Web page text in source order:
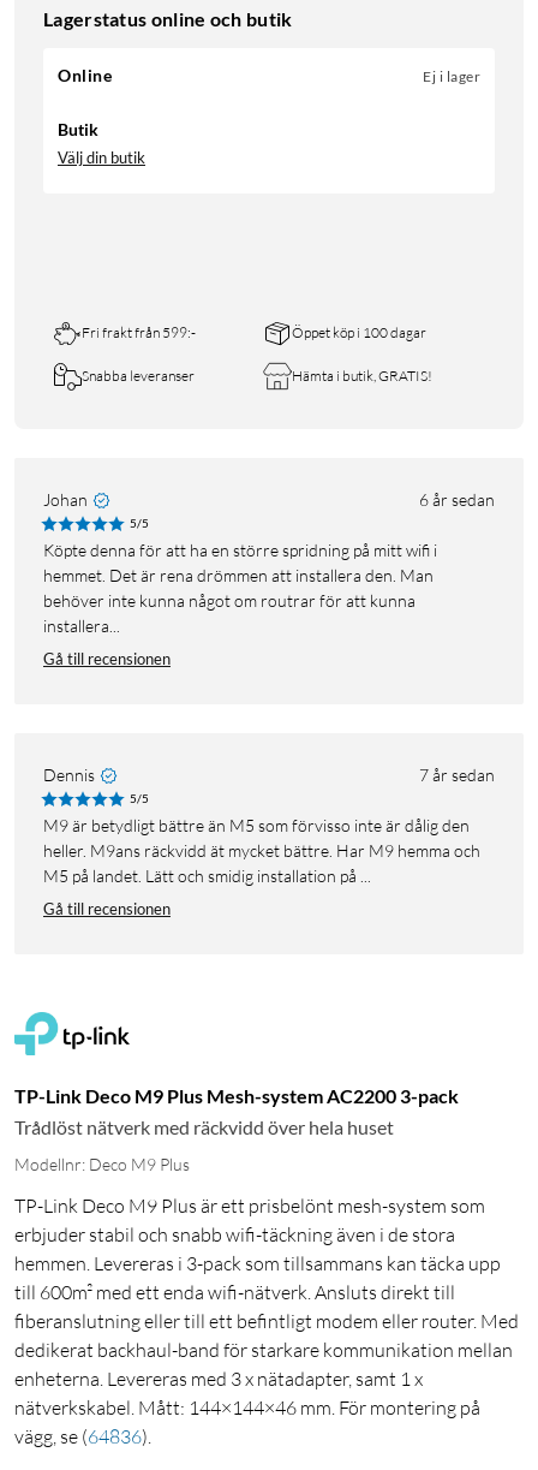
Lagerstatus online och butik
Online Ej i lager
Butik
Välj din butik
Fri frakt från 599:- Öppet köp i 100 dagar
Snabba leveranser Hämta i butik, GRATIS!
Johan 6 år sedan
5/5
Köpte denna för att ha en större spridning på mitt wifi i
hemmet. Det är rena drömmen att installera den. Man
behöver inte kunna något om routrar för att kunna
installera...
Gå till recensionen
Dennis 7 år sedan
5/5
M9 är betydligt bättre än M5 som förvisso inte är dålig den
heller. M9ans räckvidd ät mycket bättre. Har M9 hemma och
M5 på landet. Lätt och smidig installation på ...
Gå till recensionen
TP-Link Deco M9 Plus Mesh-system AC2200 3-pack
Trådlöst nätverk med räckvidd över hela huset
Modellnr: Deco M9 Plus
TP-Link Deco M9 Plus är ett prisbelönt mesh-system som
erbjuder stabil och snabb wifi-täckning även i de stora
hemmen. Levereras i 3-pack som tillsammans kan täcka upp
till 600m² med ett enda wifi-nätverk. Ansluts direkt till
fiberanslutning eller till ett befintligt modem eller router. Med
dedikerat backhaul-band för starkare kommunikation mellan
enheterna. Levereras med 3 x nätadapter, samt 1 x
nätverkskabel. Mått: 144×144×46 mm. För montering på
vägg, se (64836).